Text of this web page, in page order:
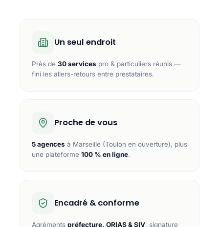
Un seul endroit
Près de 30 services pro & particuliers réunis —
fini les allers-retours entre prestataires.
Proche de vous
5 agences à Marseille (Toulon en ouverture), plus
une plateforme 100 % en ligne.
Encadré & conforme
Agréments préfecture, ORIAS & SIV, signature